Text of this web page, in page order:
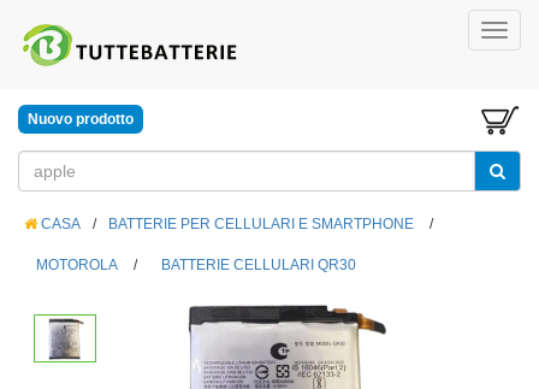
Nuovo prodotto
CASA / BATTERIE PER CELLULARI E SMARTPHONE /
MOTOROLA / BATTERIE CELLULARI QR30